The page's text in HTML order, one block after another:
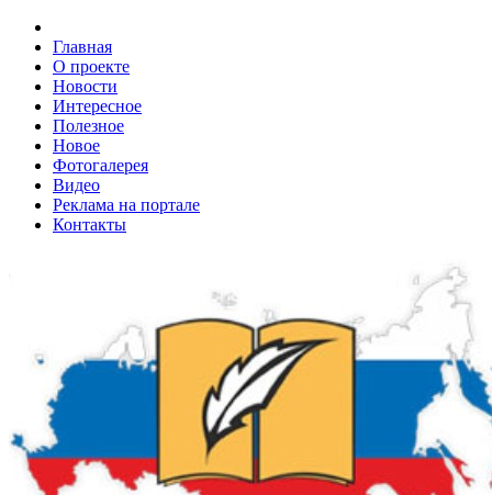
Главная
О проекте
Новости
Интересное
Полезное
Новое
Фотогалерея
Видео
Реклама на портале
Контакты